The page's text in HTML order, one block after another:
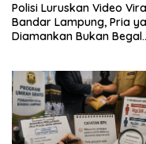
Polisi Luruskan Video
Bandar Lampung, Pria
Diamankan Bukan Begal